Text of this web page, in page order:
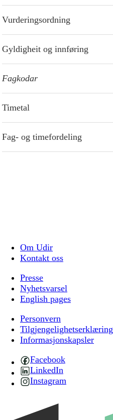
Vurderingsordning
Gyldigheit og innføring
Fagkodar
Timetal
Fag- og timefordeling
Om Udir
Kontakt oss
Presse
Nyhetsvarsel
English pages
Personvern
Tilgjengelighetserklæring
Informasjonskapsler
Facebook
LinkedIn
Instagram